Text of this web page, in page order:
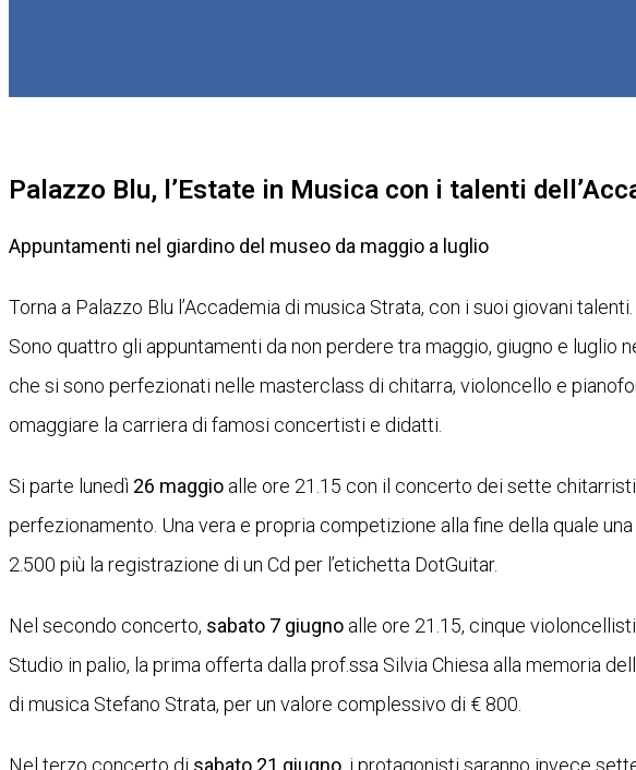
Palazzo Blu, l’Estate in Musica con i talenti
Appuntamenti nel giardino del museo da maggio a luglio
Torna a Palazzo Blu l’Accademia di musica Strata, con i suoi giovani talenti.
Sono quattro gli appuntamenti da non perdere tra maggio, giugno e luglio
che si sono perfezionati nelle masterclass di chitarra, violoncello e
omaggiare la carriera di famosi concertisti e didatti.
Si parte lunedì 26 maggio alle ore 21.15 con il concerto dei sette
perfezionamento. Una vera e propria competizione alla fine della quale
2.500 più la registrazione di un Cd per l’etichetta DotGuitar.
Nel secondo concerto, sabato 7 giugno alle ore 21.15, cinque
Studio in palio, la prima offerta dalla prof.ssa Silvia Chiesa alla memoria
di musica Stefano Strata, per un valore complessivo di € 800.
Nel terzo concerto di sabato 21 giugno, i protagonisti saranno invece